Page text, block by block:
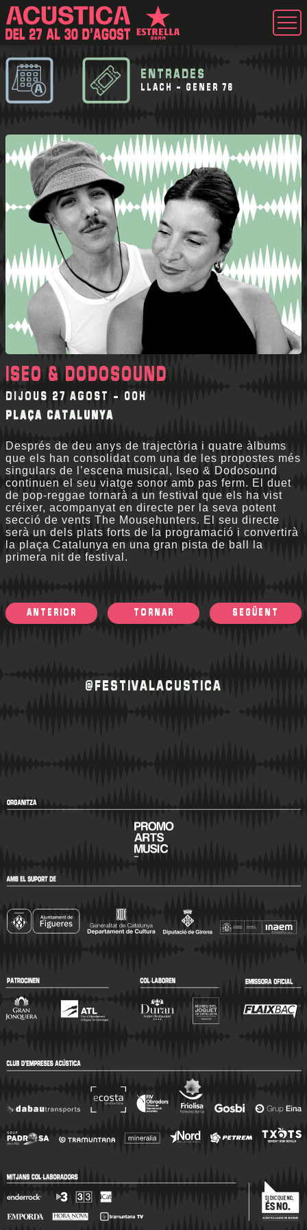
ENTRADES
LLACH - GENER 76
ISEO & DODOSOUND
DIJOUS 27 AGOST - 00H
PLAÇA CATALUNYA
Després de deu anys de trajectòria i quatre àlbums
que els han consolidat com una de les propostes més
singulars de l’escena musical, Iseo & Dodosound
continuen el seu viatge sonor amb pas ferm. El duet
de pop-reggae tornarà a un festival que els ha vist
créixer, acompanyat en directe per la seva potent
secció de vents The Mousehunters. El seu directe
serà un dels plats forts de la programació i convertirà
la plaça Catalunya en una gran pista de ball la
primera nit de festival.
ANTERIOR TORNAR SEGÜENT
@FESTIVALACUSTICA